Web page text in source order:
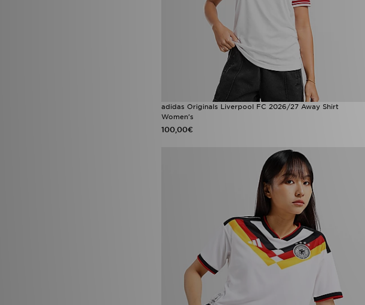
adidas Originals Liverpool FC 2026/27 Away Shirt
Women's
100,00€